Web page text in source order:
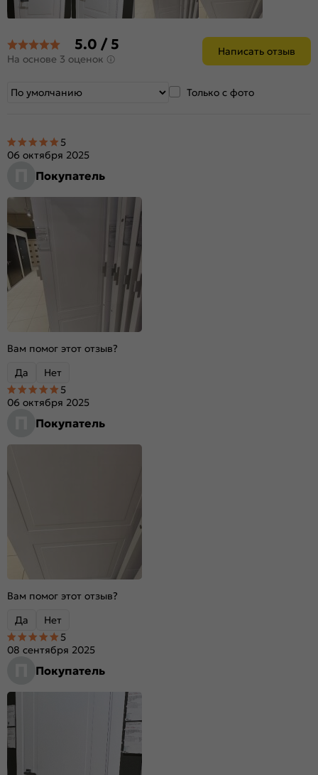
5.0 / 5
На основе 3 оценок
Написать отзыв
Только с фото
Покупатель
06 октября 2025
5
Вам помог этот отзыв?
Да
Нет
Покупатель
06 октября 2025
5
Вам помог этот отзыв?
Да
Нет
Покупатель
08 сентября 2025
5